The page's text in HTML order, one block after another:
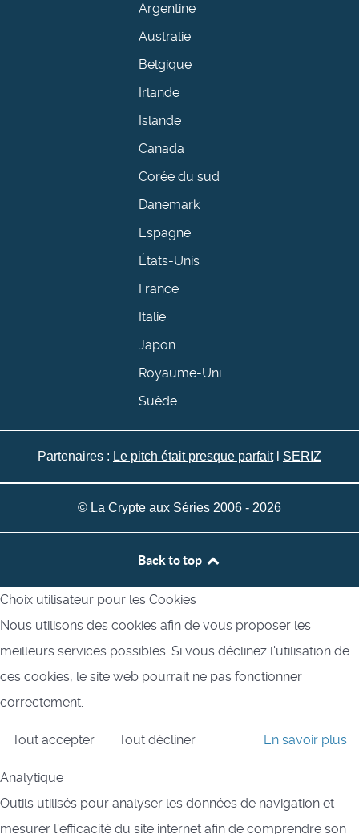
Argentine
Australie
Belgique
Irlande
Islande
Canada
Corée du sud
Danemark
Espagne
États-Unis
France
Italie
Japon
Royaume-Uni
Suède
Partenaires : Le pitch était presque parfaitl SERIZ
© La Crypte aux Séries 2006 - 2026
Back to top
Choix utilisateur pour les Cookies
Nous utilisons des cookies afin de vous proposer les
meilleurs services possibles. Si vous déclinez l'utilisation de
ces cookies, le site web pourrait ne pas fonctionner
correctement.
Tout accepter Tout décliner En savoir plus
Analytique
Outils utilisés pour analyser les données de navigation et
mesurer l'efficacité du site internet afin de comprendre son